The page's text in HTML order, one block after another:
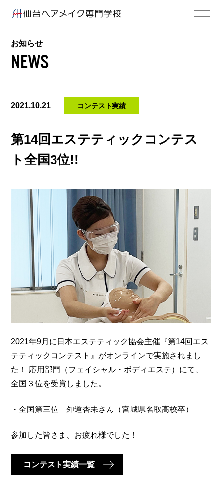
お知らせ
NEWS
2021.10.21 コンテスト実績
第14回エステティックコンテス
ト全国3位!!
2021年9月に日本エステティック協会主催『第14回エス
テティックコンテスト』がオンラインで実施されまし
た！ 応用部門（フェイシャル・ボディエステ）にて、
全国３位を受賞しました。
・全国第三位 夘道杏未さん（宮城県名取高校卒）
参加した皆さま、お疲れ様でした！
コンテスト実績一覧